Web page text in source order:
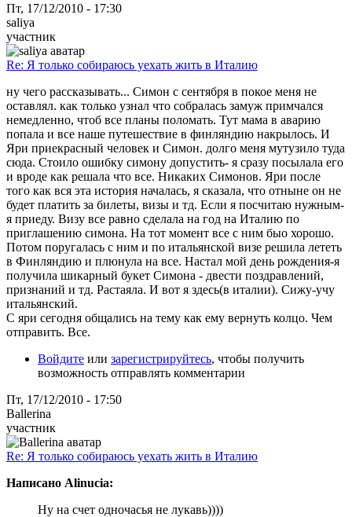
Пт, 17/12/2010 - 17:30
saliya
участник
Re: Я только собираюсь уехать жить в Италию
ну чего рассказывать... Симон с сентября в покое меня не
оставлял. как только узнал что собралась замуж примчался
немедленно, чтоб все планы поломать. Тут мама в аварию
попала и все наше путешествие в финляндию накрылось. И
Яри приекрасный человек и Симон. долго меня мутузило туда
сюда. Стоило ошибку симону допустить- я сразу посылала его
и вроде как решала что все. Никаких Симонов. Яри после
того как вся эта история началась, я сказала, что отныне он не
будет платить за билеты, визы и тд. Если я посчитаю нужным-
я приеду. Визу все равно сделала на год на Италию по
приглашению симона. На тот момент все с ним быо хорошо.
Потом поругалась с ним и по итальянской визе решила лететь
в Финляндию и плюнула на все. Настал мой день рождения-я
получила шикарный букет Симона - двести поздравлений,
признаний и тд. Растаяла. И вот я здесь(в италии). Сижу-учу
итальянский.
С яри сегодня общались на тему как ему вернуть колцо. Чем
отправить. Все.
Войдите или зарегистрируйтесь, чтобы получить
возможность отправлять комментарии
Пт, 17/12/2010 - 17:50
Ballerina
участник
Re: Я только собираюсь уехать жить в Италию
Написано Alinucia:
Ну на счет одночасья не лукавь))))